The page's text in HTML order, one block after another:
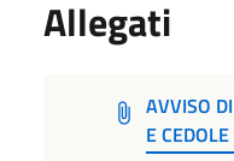
Allegati
AVVISO
E